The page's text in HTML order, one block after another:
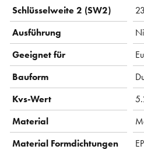
Schlüsselweite 2 (SW2)
Ausführung
Geeignet für
Bauform
Kvs-Wert
Material
Material Formdichtungen